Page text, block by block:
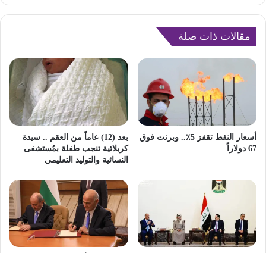
مقالات ذات صلة
أسعار النفط تقفز 5٪.. وبرنت فوق
67 دولاراً
بعد (12) عاماً من العقم .. سيدة
كربلائية تنجب طفلة بمُستشفى
النسائية والتوليد التعليمي